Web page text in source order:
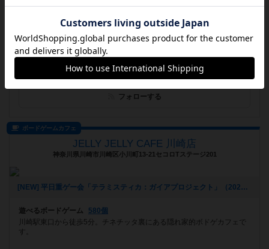
遊べるボードゲーム 471個
ゆるりと楽しめるイベントスペースとして不定期にてオープン。 小規
模ながら、多数のゲーム、音響、照明、プロジェクタースクリーンを完
フォローする
ボードゲームカフェ
JELLY JELLY CAFE 川崎店
神奈川県川崎市川崎区小川町13-21セコロTステージ201
[NEW] 平日重ゲー会「テラミスティカ：ガイアプロジェクト」（2023年01月27日 16時35分）
遊べるボードゲーム
580個
川崎駅東口から徒歩5分。チネチッタ裏にある隠れ家的ボドゲカフェで
す。